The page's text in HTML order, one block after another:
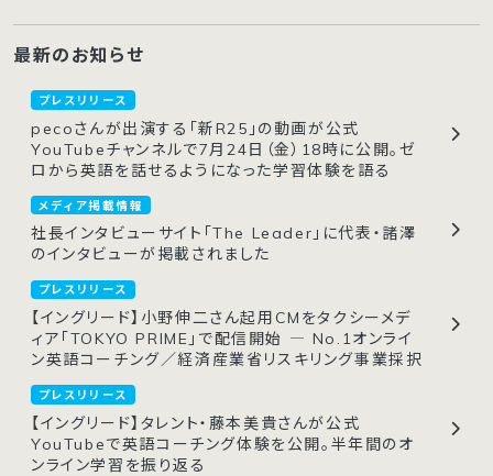
最新のお知らせ
プレスリリース
pecoさんが出演する「新R25」の動画が公式
YouTubeチャンネルで7月24日（金）18時に公開。ゼ
ロから英語を話せるようになった学習体験を語る
メディア掲載情報
社長インタビューサイト「The Leader」に代表・諸澤
のインタビューが掲載されました
プレスリリース
【イングリード】小野伸二さん起用CMをタクシーメデ
ィア「TOKYO PRIME」で配信開始 ― No.1オンライ
ン英語コーチング／経済産業省リスキリング事業採択
プレスリリース
【イングリード】タレント・藤本美貴さんが公式
YouTubeで英語コーチング体験を公開。半年間のオ
ンライン学習を振り返る